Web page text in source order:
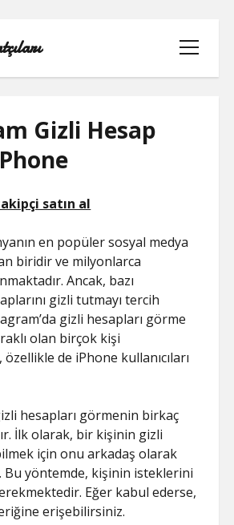
menüyü
aç
TAKIPÇI HILESI
GIZLI HESAP GÖRME
KASMA PARASIZ
LISTE
SAYFA LISTESI
Gizli Hesap
en popüler sosyal medya
biridir ve milyonlarca
Ancak, bazı
gizli tutmayı tercih
gizli hesapları görme
olan birçok kişi
de iPhone kullanıcıları
hesapları görmenin birkaç
İlk olarak, bir kişinin gizli
için onu arkadaş olarak
Bu yöntemde, kişinin isteklerini
Eğer kabul ederse,
erişebilirsiniz.